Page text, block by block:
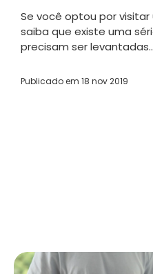
Se você optou por
saiba que existe uma
precisam ser
Publicado em 18 nov 2019